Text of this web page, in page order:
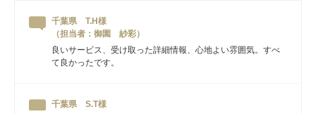
千葉県 T.H様
（担当者：御園 紗彩）
良いサービス、受け取った詳細情報、心地よい雰囲気。すべ
て良かったです。
千葉県 S.T様